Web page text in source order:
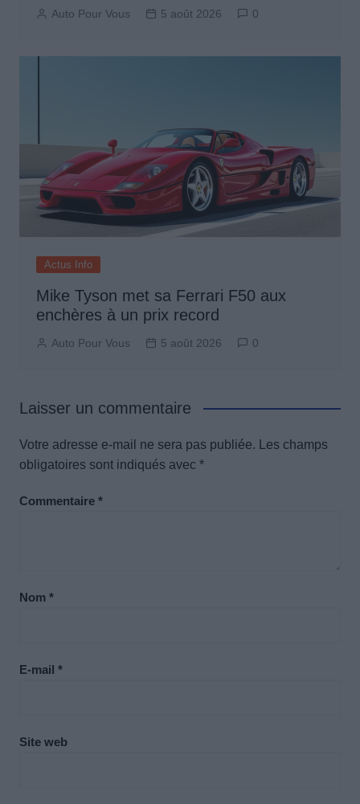
Auto Pour Vous 5 août 2026 0
Actus Info
Mike Tyson met sa Ferrari F50 aux
enchères à un prix record
Auto Pour Vous 5 août 2026 0
Laisser un commentaire
Votre adresse e-mail ne sera pas publiée.
Les champs
obligatoires sont indiqués avec *
Commentaire *
Nom *
E-mail *
Site web